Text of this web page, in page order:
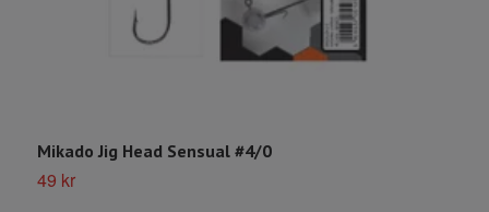
Mikado Jig Head Sensual #4/0
49 kr